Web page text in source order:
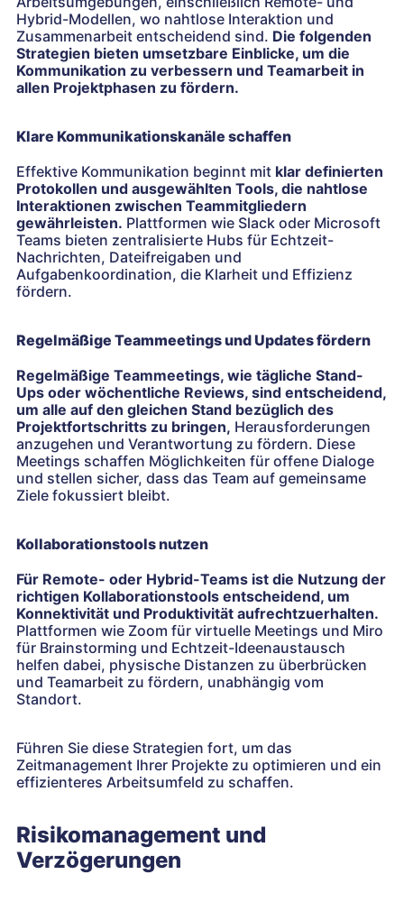
Hybrid-Modellen, wo nahtlose Interaktion und
Zusammenarbeit entscheidend sind. Die folgenden
Strategien bieten umsetzbare Einblicke, um die
Kommunikation zu verbessern und Teamarbeit in
allen Projektphasen zu fördern.
Klare Kommunikationskanäle schaffen
Effektive Kommunikation beginnt mit klar definierten
Protokollen und ausgewählten Tools, die nahtlose
Interaktionen zwischen Teammitgliedern
gewährleisten. Plattformen wie Slack oder Microsoft
Teams bieten zentralisierte Hubs für Echtzeit-
Nachrichten, Dateifreigaben und
Aufgabenkoordination, die Klarheit und Effizienz
fördern.
Regelmäßige Teammeetings und Updates fördern
Regelmäßige Teammeetings, wie tägliche Stand-
Ups oder wöchentliche Reviews, sind entscheidend,
um alle auf den gleichen Stand bezüglich des
Projektfortschritts zu bringen, Herausforderungen
anzugehen und Verantwortung zu fördern. Diese
Meetings schaffen Möglichkeiten für offene Dialoge
und stellen sicher, dass das Team auf gemeinsame
Ziele fokussiert bleibt.
Kollaborationstools nutzen
Für Remote- oder Hybrid-Teams ist die Nutzung der
richtigen Kollaborationstools entscheidend, um
Konnektivität und Produktivität aufrechtzuerhalten.
Plattformen wie Zoom für virtuelle Meetings und Miro
für Brainstorming und Echtzeit-Ideenaustausch
helfen dabei, physische Distanzen zu überbrücken
und Teamarbeit zu fördern, unabhängig vom
Standort.
Führen Sie diese Strategien fort, um das
Zeitmanagement Ihrer Projekte zu optimieren und ein
effizienteres Arbeitsumfeld zu schaffen.
Risikomanagement und
Verzögerungen